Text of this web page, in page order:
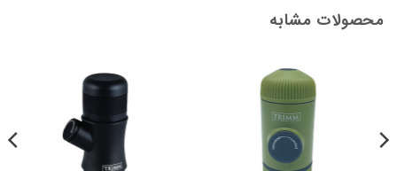
محصولات مشابه